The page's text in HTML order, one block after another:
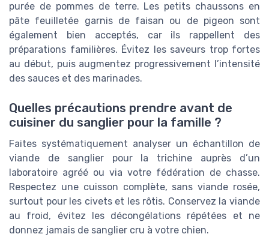
purée de pommes de terre. Les petits chaussons en
pâte feuilletée garnis de faisan ou de pigeon sont
également bien acceptés, car ils rappellent des
préparations familières. Évitez les saveurs trop fortes
au début, puis augmentez progressivement l’intensité
des sauces et des marinades.
Quelles précautions prendre avant de
cuisiner du sanglier pour la famille ?
Faites systématiquement analyser un échantillon de
viande de sanglier pour la trichine auprès d’un
laboratoire agréé ou via votre fédération de chasse.
Respectez une cuisson complète, sans viande rosée,
surtout pour les civets et les rôtis. Conservez la viande
au froid, évitez les décongélations répétées et ne
donnez jamais de sanglier cru à votre chien.